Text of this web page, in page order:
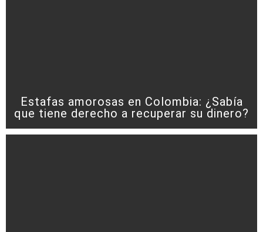
Estafas amorosas en Colombia: ¿Sabía
que tiene derecho a recuperar su dinero?